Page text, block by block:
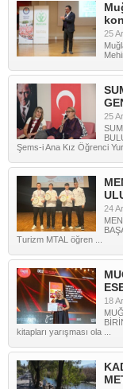
25
25
Şems-i Ana Kız Öğrenci Yur
24
Turizm MTAL öğren ...
18
kitapları yarışması ola ...